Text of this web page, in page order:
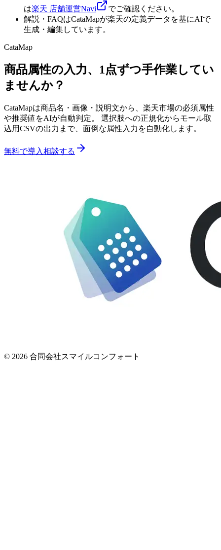
は楽天 店舗運営Navi
でご確認ください。
解説・FAQはCataMapが楽天の定義データを基にAIで
生成・編集しています。
CataMap
商品属性の入力、1点ずつ手作業してい
ませんか？
CataMapは商品名・画像・説明文から、楽天市場の必須属性
や推奨値をAIが自動判定。 選択肢への正規化からモール取
込用CSVの出力まで、面倒な属性入力を自動化します。
無料で導入相談する
© 2026 合同会社スマイルコンフォート